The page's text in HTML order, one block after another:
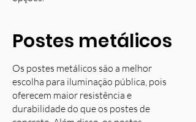
Postes metálicos
Os postes metálicos são a melhor
escolha para iluminação pública, pois
oferecem maior resistência e
durabilidade do que os postes de